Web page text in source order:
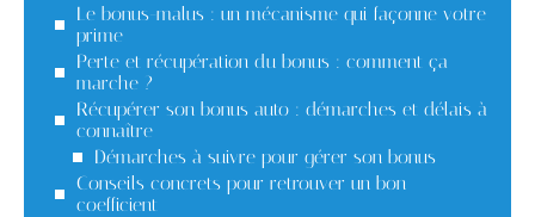
Le bonus-malus : un mécanisme qui façonne votre
prime
Perte et récupération du bonus : comment ça
marche ?
Récupérer son bonus auto : démarches et délais à
connaître
Démarches à suivre pour gérer son bonus
Conseils concrets pour retrouver un bon
coefficient